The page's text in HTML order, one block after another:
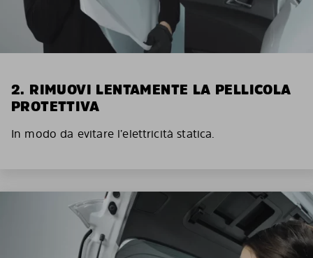
2. RIMUOVI LENTAMENTE LA PELLICOLA
PROTETTIVA
In modo da evitare l’elettricità statica.